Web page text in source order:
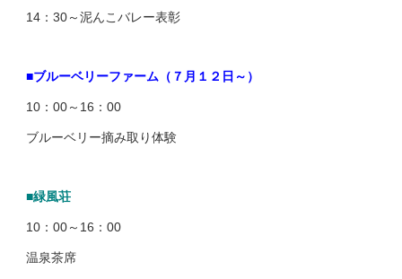
14：30～泥んこバレー表彰
■ブルーベリーファーム（７月１２日～）
10：00～16：00
ブルーベリー摘み取り体験
■緑風荘
10：00～16：00
温泉茶席